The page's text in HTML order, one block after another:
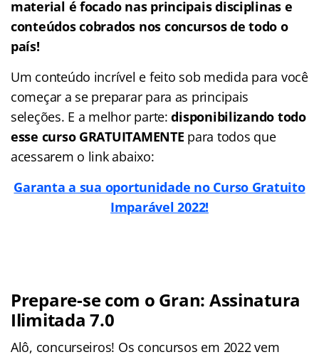
material é focado nas principais disciplinas e
conteúdos cobrados nos concursos de todo o
país!
Um conteúdo incrível e feito sob medida para você
começar a se preparar para as principais
seleções. E a melhor parte:disponibilizando todo
esse curso GRATUITAMENTE para todos que
acessarem o link abaixo:
Garanta a sua oportunidade no Curso Gratuito
Imparável 2022!
Prepare-se com o Gran: Assinatura
Ilimitada 7.0
Alô, concurseiros! Os concursos em 2022 vem